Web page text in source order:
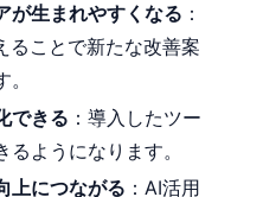
が生まれやすくなる ：
ることで新たな改善案
できる ：導入したツー
ようになります。
上につながる ：AI活用